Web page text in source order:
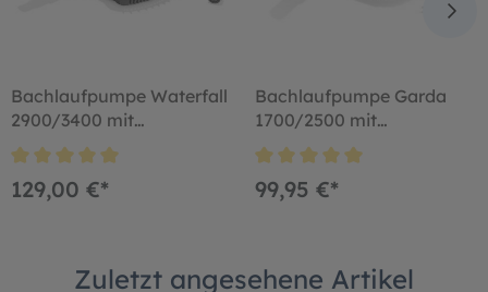
Bachlaufpumpe Waterfall
2900/3400 mit
Schlauchanschluss
129,00 €*
Bachlaufpumpe Garda
1700/2500 mit
Schlauchanschluss
99,95 €*
Zuletzt angesehene Artikel